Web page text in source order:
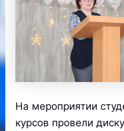
На мероприятии
курсов провели